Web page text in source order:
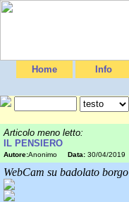
Home Info
Articolo meno letto:
IL PENSIERO
Autore:Anonimo Data: 30/04/2019
WebCam su badolato borgo